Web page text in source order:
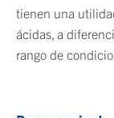
tienen una
ácidas, a
rango de